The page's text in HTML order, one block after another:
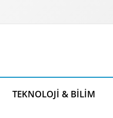
TEKNOLOJI & BILIM